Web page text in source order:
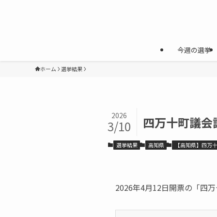
今週の選挙
ホーム 選挙結果
四万十町議
2026
3/10
選挙結果 高知県 【高知県】四万
2026年4月12日開票の「四